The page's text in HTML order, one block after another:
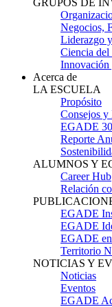
GRUPOS DE
Negocios,
Liderazgo
Ciencia del
Innovación
Acerca de
LA ESCUELA
Propósito
Consejos
EGADE 30
Reporte
ALUMNOS Y
Career Hub
Relación
EGADE
EGADE
EGADE
Territorio
NOTICIAS Y
Noticias
Eventos
EGADE